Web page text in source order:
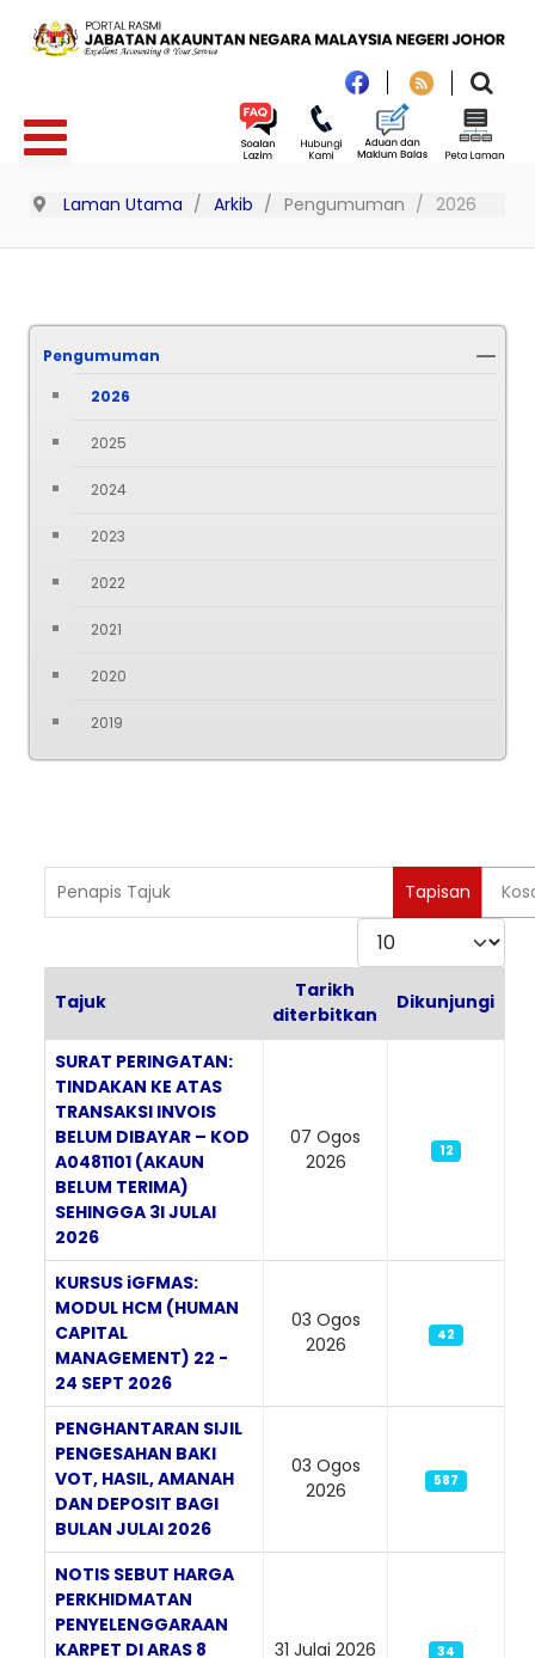
Laman Utama Arkib Pengumuman 2026
Pengumuman
2026
2025
2024
2023
2022
2021
2020
2019
Tapisan
Paparkan
Tajuk
Tarikh
diterbitkan
Dikunjungi
SURAT PERINGATAN:
TINDAKAN KE ATAS
TRANSAKSI INVOIS
BELUM DIBAYAR – KOD
A0481101 (AKAUN
BELUM TERIMA)
SEHINGGA 3I JULAI
2026
07 Ogos
2026
12
KURSUS iGFMAS:
MODUL HCM (HUMAN
CAPITAL
MANAGEMENT) 22 -
24 SEPT 2026
03 Ogos
2026
42
PENGHANTARAN SIJIL
PENGESAHAN BAKI
VOT, HASIL, AMANAH
DAN DEPOSIT BAGI
BULAN JULAI 2026
03 Ogos
2026
587
NOTIS SEBUT HARGA
PERKHIDMATAN
PENYELENGGARAAN
KARPET DI ARAS 8
31 Julai 2026 34